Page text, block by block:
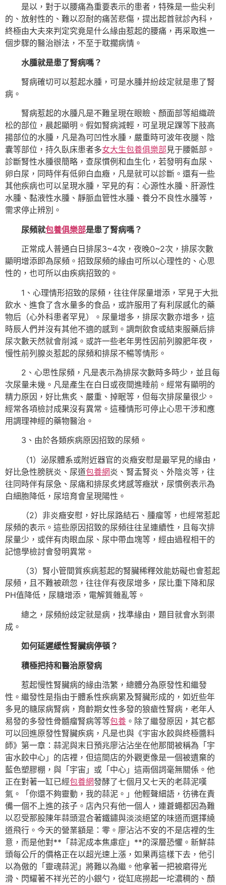
是以，對于以腰痛為重要表示的患者，特殊是一些尖利
的、放射性的、難以忍耐的痛苦悲傷，提出起首就診內科，
終極由大夫來判定究竟是什么緣由惹起的腰痛，再采取進一
個步驟的醫治辦法，不至于耽擱病情。
水腫就是患了腎病嗎？
腎病確切可以惹起水腫，可是水腫并紛歧定就是患了腎
病。
腎病惹起的水腫凡是不難呈現在眼瞼、顏面部等組織疏
松的部位，晨起顯明。假如腎病減輕，可呈現足踝等下肢高
揚部位的水腫，凡是為可凹性水腫，嚴重時可波年夜腿、陰
囊等部位，持久臥床患者多女大生包養俱樂部 見于腰骶部。
診斷腎性水腫很簡略，查尿慣例和血生化，若發明有血尿、
卵白尿，同時伴有低卵白血癥，凡是就可以診斷。還有一些
其他疾病也可以呈現水腫，罕見的有：心源性水腫、肝源性
水腫、黏液性水腫、靜脈血管性水腫、養分不良性水腫等，
需求停止辨別。
尿頻就包養俱樂部是患了腎病嗎？
正常成人普通白日排尿3~4次，夜晚0~2次，排尿次數
顯明增添即為尿頻。招致尿頻的緣由可所以心理性的、心思
性的，也可所以由疾病招致的。
1、心理情形招致的尿頻，往往伴尿量增添，罕見于大批
飲水、進食了含水量多的食品，或許服用了有利尿感化的藥
物后（心外科患者罕見）。尿量增多，排尿次數亦增多，這
時辰人們并沒有其他不適的感到。調劑飲食或結束服藥后排
尿次數天然就會削減。或許一些老年男性因前列腺肥年夜，
慢性前列腺炎惹起的尿頻和排尿不暢等情形。
2、心思性尿頻，凡是表示為排尿次數時多時少，並且每
次尿量未幾。凡是產生在白日或夜間進睡前。經常有顯明的
精力原因，好比焦炙、嚴重、掉眠等，但每次排尿量很少。
經常各項檢討成果沒有異常。這種情形可停止心思干涉和應
用調理神經的藥物醫治。
3、由於各類疾病原因招致的尿頻。
（1）泌尿體系或附近器官的炎癥安慰是最罕見的緣由，
好比急性膀胱炎、尿道包養網炎、腎盂腎炎、外陰炎等，往
往同時伴有尿急、尿痛和排尿炙烤感等癥狀，尿慣例表示為
白細胞降低，尿培育會呈現陽性。
（2）非炎癥安慰，好比尿路結石、腫瘤等，也經常惹起
尿頻的表示。這些原因招致的尿頻往往呈連續性，且每次排
尿量少，或伴有肉眼血尿、尿中帶血塊等，經由過程相干的
記憶學檢討會發明異常。
（3）腎小管間質疾病惹起的腎臟稀釋效能妨礙也會惹起
尿頻，且不難被疏忽，往往伴有夜尿增多，尿比重下降和尿
PH值降低，尿糖增添，電解質雜亂等。
總之，尿頻紛歧定就是病，找準緣由，題目就會水到渠
成。
如何延遲緩性腎臟病停頓？
積極把持和醫治原發病
惹起慢性腎臟病的緣由浩繁，總體分為原發性和繼發
性。繼發性是指由于體系性疾病累及腎臟形成的，如近些年
多見的糖尿病腎病，育齡期女性多發的狼瘡性腎病，老年人
易發的多發性骨髓瘤腎病等等包養 。除了繼發原因，其它都
可以回進原發性腎臟疾病，凡是也與《宇宙水餃與終極醬料
師》第一章：蒜泥與末日預兆廖沾沾坐在他那間被稱為「宇
宙水餃中心」的店裡，但這間店的外觀更像是一個被遺棄的
藍色塑膠棚，與「宇宙」或「中心」這兩個詞毫無關係。他
正在對著一缸已經包養網發酵了七個月又七天的老蒜泥嘆
氣。「你還不夠靈動，我的蒜泥。」他輕聲細語，彷彿在責
備一個不上進的孩子。店內只有他一個人，連蒼蠅都因為難
以忍受那股陳年蒜頭混合著鐵鏽與淡淡絕望的味道而選擇繞
道飛行。今天的營業額是：零。廖沾沾不安的不是店裡的生
意，而是他對**「蒜泥成本焦慮症」**的深層恐懼。新鮮蒜
頭每公斤的價格正在以超光速上漲，如果再這樣下去，他引
以為傲的「靈魂蒜泥」將難以為繼。他拿著一把被磨得光
滑、閃耀著不祥光芒的小銀勺，從缸底撈起一坨濃稠的、顏